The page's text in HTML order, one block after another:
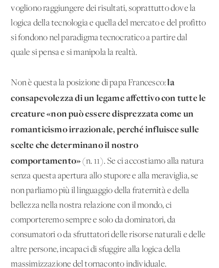
vogliono raggiungere dei risultati, soprattutto dove la
logica della tecnologia e quella del mercato e del profitto
si fondono nel paradigma tecnocratico a partire dal
quale si pensa e si manipola la realtà.
Non è questa la posizione di papa Francesco:la
consapevolezza di un legame affettivo con tutte le
creature «non può essere disprezzata come un
romanticismo irrazionale, perché influisce sulle
scelte che determinano il nostro
comportamento» (n. 11). Se ci accostiamo alla natura
senza questa apertura allo stupore e alla meraviglia, se
non parliamo più il linguaggio della fraternità e della
bellezza nella nostra relazione con il mondo, ci
comporteremo sempre e solo da dominatori, da
consumatori o da sfruttatori delle risorse naturali e delle
altre persone, incapaci di sfuggire alla logica della
massimizzazione del tornaconto individuale.